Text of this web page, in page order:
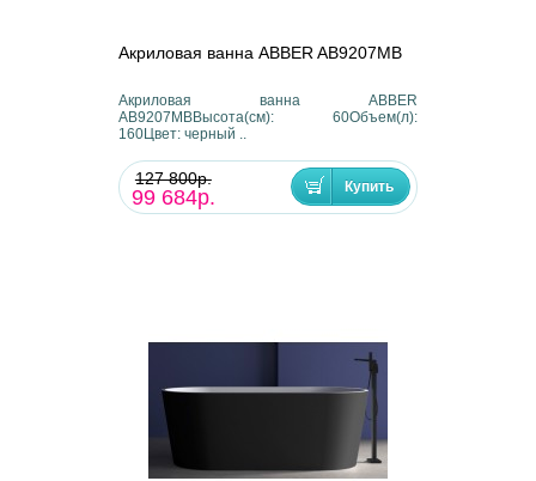
Акриловая ванна ABBER AB9207MB
Акриловая ванна ABBER
AB9207MBВысота(см): 60Объем(л):
160Цвет: черный ..
127 800р.
99 684р.